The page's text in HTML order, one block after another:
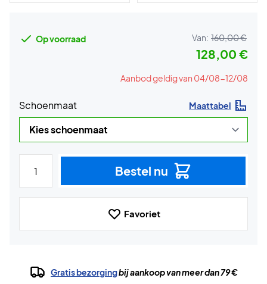
Op voorraad Van: 160,00 €
128,00 €
Aanbod geldig van 04/08-12/08
Schoenmaat Maattabel
Bestel nu
Favoriet
Gratis bezorgingbij aankoop van meer dan 79 €